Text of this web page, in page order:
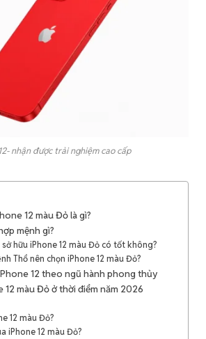
nhận được trải nghiệm cao cấp
12 màu Đỏ là gì?
mệnh gì?
hữu iPhone 12 màu Đỏ có tốt không?
Thổ nên chọn iPhone 12 màu Đỏ?
12 theo ngũ hành phong thủy
12 màu Đỏ ở thời điểm năm 2026
12 màu Đỏ?
iPhone 12 màu Đỏ?